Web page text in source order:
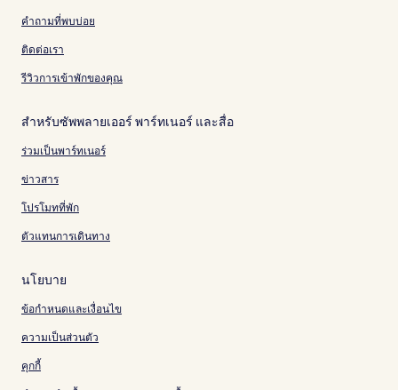
คำถามที่พบบ่อย
ติดต่อเรา
รีวิวการเข้าพักของคุณ
สำหรับซัพพลายเออร์ พาร์ทเนอร์ และสื่อ
ร่วมเป็นพาร์ทเนอร์
ข่าวสาร
โปรโมทที่พัก
ตัวแทนการเดินทาง
นโยบาย
ข้อกำหนดและเงื่อนไข
ความเป็นส่วนตัว
คุกกี้